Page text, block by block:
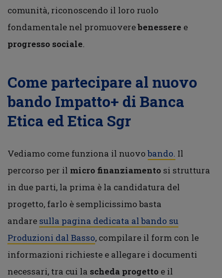
comunità, riconoscendo il loro ruolo
fondamentale nel promuoverebenessere e
progresso sociale.
Come partecipare al nuovo
bando Impatto+ di Banca
Etica ed Etica Sgr
Vediamo come funziona il nuovobando. Il
percorso per il micro finanziamento si struttura
in due parti, la prima è la candidatura del
progetto, farlo è semplicissimo basta
andare sulla pagina dedicata al bando su
Produzioni dal Basso, compilare il form con le
informazioni richieste e allegare i documenti
necessari, tra cui la scheda progetto e il